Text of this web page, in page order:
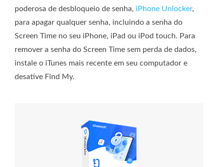
poderosa de desbloqueio de senha, iPhone Unlocker,
para apagar qualquer senha, incluindo a senha do
Screen Time no seu iPhone, iPad ou iPod touch. Para
remover a senha do Screen Time sem perda de dados,
instale o iTunes mais recente em seu computador e
desative Find My.